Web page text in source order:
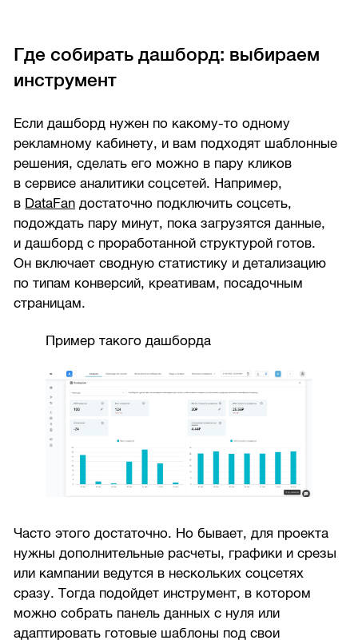
Где собирать дашборд: выбираем
инструмент
Если дашборд нужен по какому-то одному
рекламному кабинету, и вам подходят шаблонные
решения, сделать его можно в пару кликов
в сервисе аналитики соцсетей. Например,
в DataFan достаточно подключить соцсеть,
подождать пару минут, пока загрузятся данные,
и дашборд с проработанной структурой готов.
Он включает сводную статистику и детализацию
по типам конверсий, креативам, посадочным
страницам.
Пример такого дашборда
Часто этого достаточно. Но бывает, для проекта
нужны дополнительные расчеты, графики и срезы
или кампании ведутся в нескольких соцсетях
сразу. Тогда подойдет инструмент, в котором
можно собрать панель данных с нуля или
адаптировать готовые шаблоны под свои